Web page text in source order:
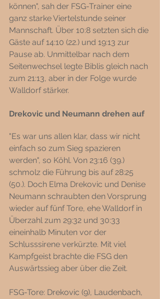
können", sah der FSG-Trainer eine
ganz starke Viertelstunde seiner
Mannschaft. Über 10:8 setzten sich die
Gäste auf 14:10 (22.) und 19:13 zur
Pause ab. Unmittelbar nach dem
Seitenwechsel legte Biblis gleich nach
zum 21:13, aber in der Folge wurde
Walldorf stärker.
Drekovic und Neumann drehen auf
"Es war uns allen klar, dass wir nicht
einfach so zum Sieg spazieren
werden", so Köhl. Von 23:16 (39.)
schmolz die Führung bis auf 28:25
(50.). Doch Elma Drekovic und Denise
Neumann schraubten den Vorsprung
wieder auf fünf Tore, ehe Walldorf in
Überzahl zum 29:32 und 30:33
eineinhalb Minuten vor der
Schlusssirene verkürzte. Mit viel
Kampfgeist brachte die FSG den
Auswärtssieg aber über die Zeit.
FSG-Tore: Drekovic (9), Laudenbach,